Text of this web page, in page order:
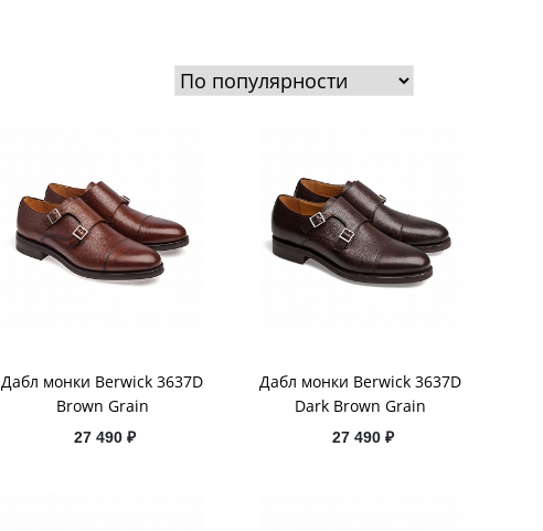
Дабл монки Berwick 3637D
Brown Grain
27 490 ₽
Дабл монки Berwick 3637D
Dark Brown Grain
27 490 ₽